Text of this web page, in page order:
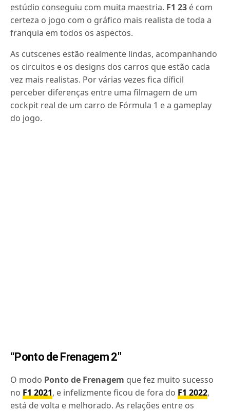
estúdio conseguiu com muita maestria. F1 23 é com
certeza o jogo com o gráfico mais realista de toda a
franquia em todos os aspectos.
As cutscenes estão realmente lindas, acompanhando
os circuitos e os designs dos carros que estão cada
vez mais realistas. Por várias vezes fica díficil
perceber diferenças entre uma filmagem de um
cockpit real de um carro de Fórmula 1 e a gameplay
do jogo.
“Ponto de Frenagem 2″
O modo Ponto de Frenagem que fez muito sucesso
no F1 2021, e infelizmente ficou de fora do F1 2022,
está de volta e melhorado. As relações entre os